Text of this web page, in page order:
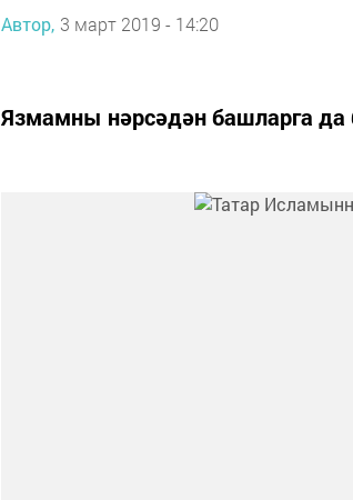
Автор, 3 март 2019 - 14:20
Язмамны нәрсәдән башларга